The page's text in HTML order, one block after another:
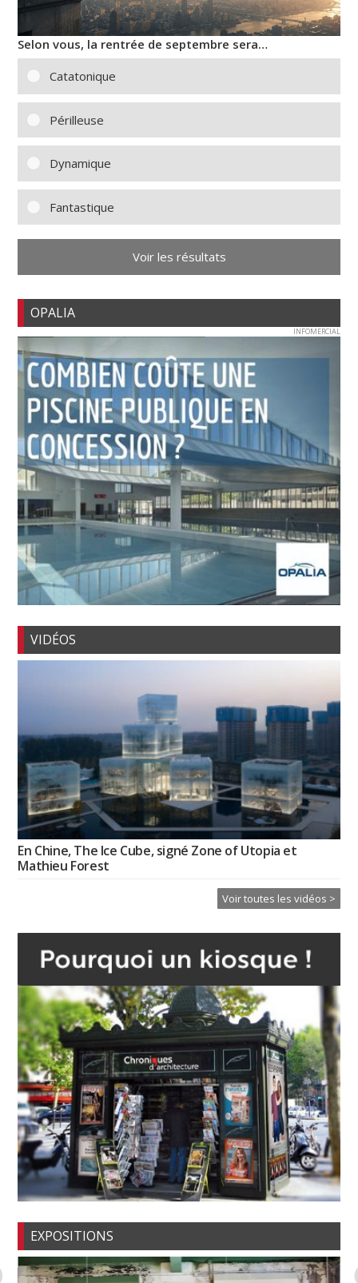
Selon vous, la rentrée de septembre sera…
Catatonique
Périlleuse
Dynamique
Fantastique
Voir les résultats
OPALIA
INFOMERCIAL
VIDÉOS
En Chine, The Ice Cube, signé Zone of Utopia et
Mathieu Forest
Voir toutes les vidéos >
EXPOSITIONS